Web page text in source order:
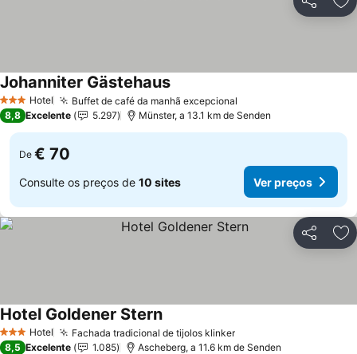
Partilhar
3 EstrelasHotel Buffet de café da manhã excepcional
Johanniter Gästehaus
8,8 Excelente 5.297 Münster, a 13.1 km de Senden
De € 70
Consulte os preços de 10 sites Ver preços
Partilhar
3 EstrelasHotel Fachada tradicional de tijolos klinker
Hotel Goldener Stern
8,5 Excelente 1.085 Ascheberg, a 11.6 km de Senden